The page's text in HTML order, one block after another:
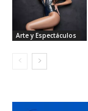
Arte y Espectáculos